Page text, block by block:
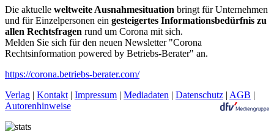
Die aktuelle weltweite Ausnahmesituation bringt für Unternehmen
und für Einzelpersonen ein gesteigertes Informationsbedürfnis zu
allen Rechtsfragen rund um Corona mit sich.
Melden Sie sich für den neuen Newsletter "Corona
Rechtsinformation powered by Betriebs-Berater" an.
https://corona.betriebs-berater.com/
Verlag | Kontakt | Impressum | Mediadaten | Datenschutz | AGB |
Autorenhinweise